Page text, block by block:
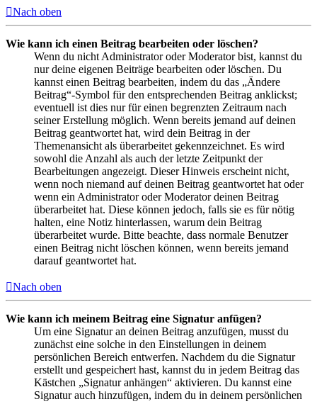
Nach oben
Wie kann ich einen Beitrag bearbeiten oder löschen?
Wenn du nicht Administrator oder Moderator bist, kannst du
nur deine eigenen Beiträge bearbeiten oder löschen. Du
kannst einen Beitrag bearbeiten, indem du das „Ändere
Beitrag“-Symbol für den entsprechenden Beitrag anklickst;
eventuell ist dies nur für einen begrenzten Zeitraum nach
seiner Erstellung möglich. Wenn bereits jemand auf deinen
Beitrag geantwortet hat, wird dein Beitrag in der
Themenansicht als überarbeitet gekennzeichnet. Es wird
sowohl die Anzahl als auch der letzte Zeitpunkt der
Bearbeitungen angezeigt. Dieser Hinweis erscheint nicht,
wenn noch niemand auf deinen Beitrag geantwortet hat oder
wenn ein Administrator oder Moderator deinen Beitrag
überarbeitet hat. Diese können jedoch, falls sie es für nötig
halten, eine Notiz hinterlassen, warum dein Beitrag
überarbeitet wurde. Bitte beachte, dass normale Benutzer
einen Beitrag nicht löschen können, wenn bereits jemand
darauf geantwortet hat.
Nach oben
Wie kann ich meinem Beitrag eine Signatur anfügen?
Um eine Signatur an deinen Beitrag anzufügen, musst du
zunächst eine solche in den Einstellungen in deinem
persönlichen Bereich entwerfen. Nachdem du die Signatur
erstellt und gespeichert hast, kannst du in jedem Beitrag das
Kästchen „Signatur anhängen“ aktivieren. Du kannst eine
Signatur auch hinzufügen, indem du in deinem persönlichen